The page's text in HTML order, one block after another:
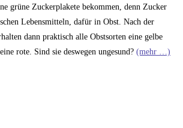
grüne Zuckerplakete bekommen, denn Zucker
Lebensmitteln, dafür in Obst. Nach der
dann praktisch alle Obstsorten eine gelbe
rote. Sind sie deswegen ungesund? (mehr …)